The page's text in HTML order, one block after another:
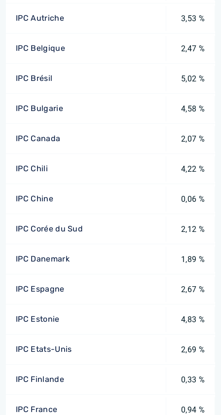
IPC Autriche 3,53 %
IPC Belgique 2,47 %
IPC Brésil 5,02 %
IPC Bulgarie 4,58 %
IPC Canada 2,07 %
IPC Chili 4,22 %
IPC Chine 0,06 %
IPC Corée du Sud 2,12 %
IPC Danemark 1,89 %
IPC Espagne 2,67 %
IPC Estonie 4,83 %
IPC Etats-Unis 2,69 %
IPC Finlande 0,33 %
IPC France 0,94 %